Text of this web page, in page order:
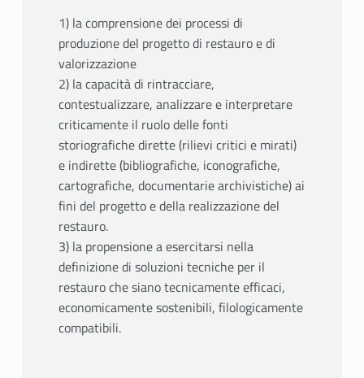
1) la comprensione dei processi di
produzione del progetto di restauro e di
valorizzazione
2) la capacità di rintracciare,
contestualizzare, analizzare e interpretare
criticamente il ruolo delle fonti
storiografiche dirette (rilievi critici e mirati)
e indirette (bibliografiche, iconografiche,
cartografiche, documentarie archivistiche) ai
fini del progetto e della realizzazione del
restauro.
3) la propensione a esercitarsi nella
definizione di soluzioni tecniche per il
restauro che siano tecnicamente efficaci,
economicamente sostenibili, filologicamente
compatibili.